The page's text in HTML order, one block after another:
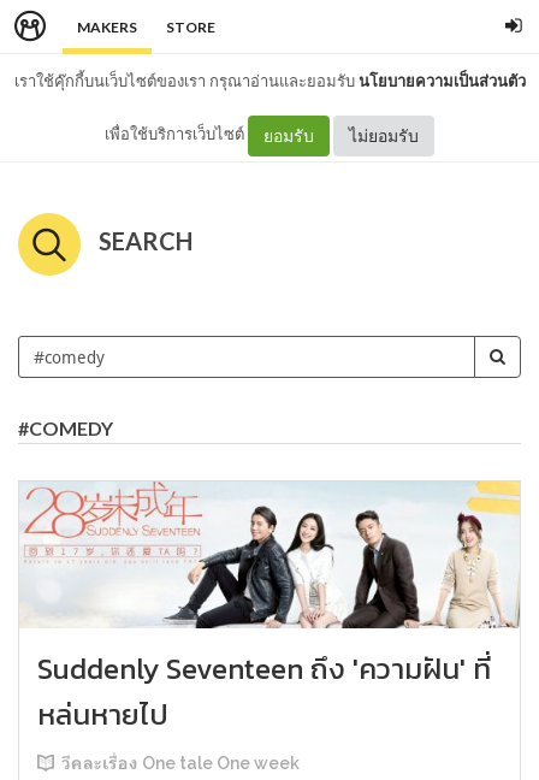
MAKERS STORE
เราใช้คุ๊กกี้บนเว็บไซต์ของเรา กรุณาอ่านและยอมรับนโยบายความเป็นส่วนตัว
เพื่อใช้บริการเว็บไซต์ ยอมรับ ไม่ยอมรับ
SEARCH
#COMEDY
Suddenly Seventeen ถึง 'ความฝัน' ที่
หล่นหายไป
วีคละเรื่อง One tale One week